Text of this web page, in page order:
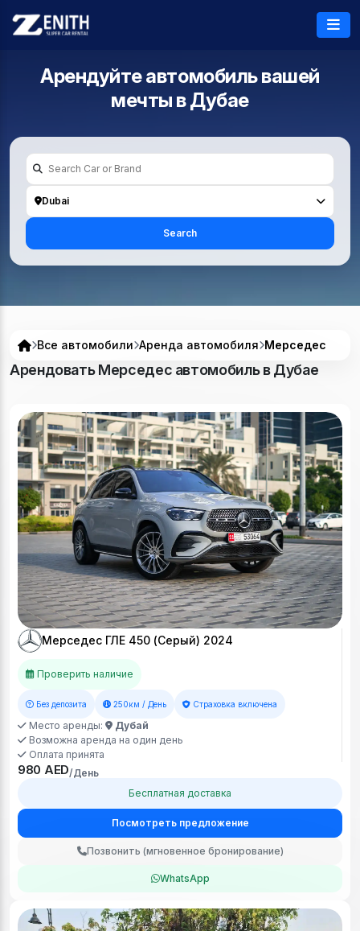
Арендуйте автомобиль вашей
мечты вДубае
Dubai
Search
Все автомобили Аренда автомобиля Мерседес
Арендовать Мерседес автомобиль в Дубае
Мерседес ГЛЕ 450 (Серый) 2024
Проверить наличие
Без депозита 250км / День Страховка включена
Место аренды:
Дубай
Возможна аренда на один день
Оплата принята
980 AED/День
Бесплатная доставка
Посмотреть предложение
Позвонить (мгновенное бронирование)
WhatsApp